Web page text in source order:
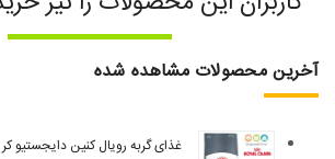
آخرین محصولات مشاهده شده
غذای گربه رویال کنین دایجستیو کر